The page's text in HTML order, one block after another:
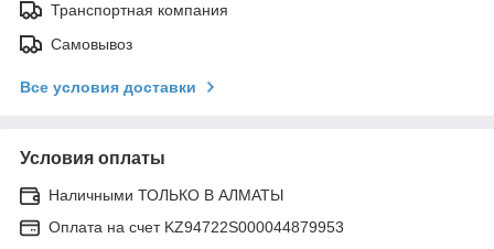
Транспортная компания
Самовывоз
Все условия доставки
Условия оплаты
Наличными ТОЛЬКО В АЛМАТЫ
Оплата на счет KZ94722S000044879953